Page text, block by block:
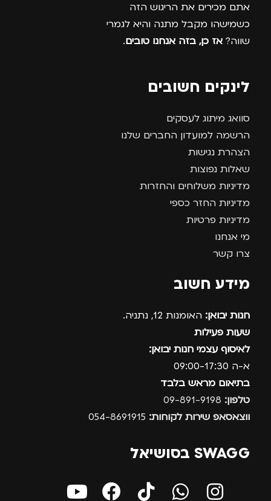
אתם מכירים את הריגוש הזה
כשמישהו מקבל מתנה והיא לגמרי
שווה? אז כן, בזה אנחנו טובים.
לינקים חשובים
סוואג מיתוג לעסקים
הרשמה למועדון החברים שלנו
הצהרת נגישות
שאלות נפוצות
מדיניות משלוחים והחזרות
מדיניות החזר כספי
מדיניות פרטיות
מי אנחנו
צרו קשר
מידע חשוב
חנות יבואן: האומנות 12, נתניה.
שעות פעילות
לאיסוף עצמי חנות יבואן:
א-ה 09:00-17:30
בתיאום מראש בלבד
טלפון:
ווצאסאפ שירות לקוחות:
SWAGG בסושיאל